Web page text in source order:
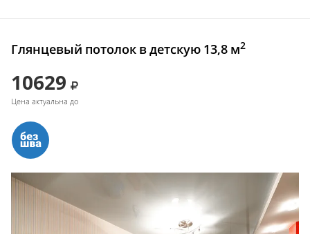
Глянцевый потолок в детскую 13,8 м2
10629
Цена актуальна до